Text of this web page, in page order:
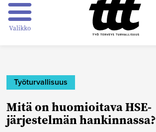
Valikko
Työturvallisuus
Mitä on huomioitava HSE-
järjestelmän hankinnassa?